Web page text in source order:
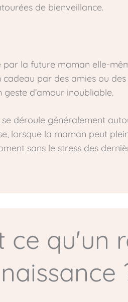
de bienveillance.
par la future maman elle-
cadeau par des amies ou
geste d’amour inoubliable.
déroule généralement
lorsque la maman peut
sans le stress des
ce qu'un